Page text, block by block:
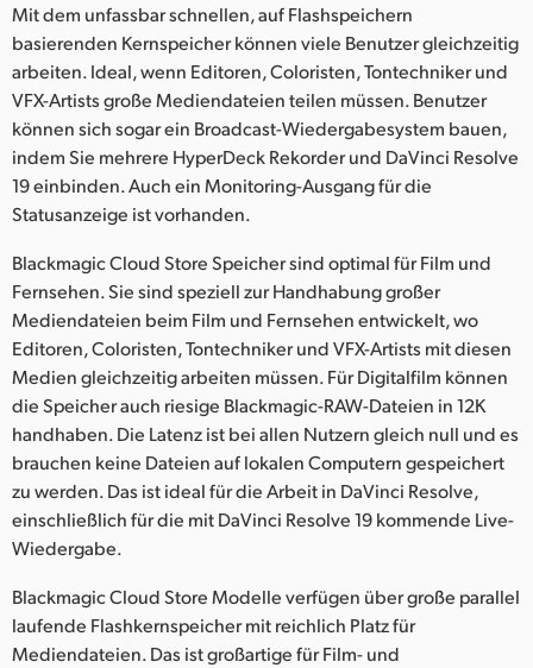
Spain
Sweden
Chinese Taipei
Turkey
Ukraine
United Kingdom
United States
Mit dem unfassbar schnellen, auf Flashspeichern
basierenden Kernspeicher können viele Benutzer gleichzeitig
arbeiten. Ideal, wenn Editoren, Coloristen, Tontechniker und
VFX-Artists große Mediendateien teilen müssen. Benutzer
können sich sogar ein Broadcast-Wiedergabesystem bauen,
indem Sie mehrere HyperDeck Rekorder und DaVinci Resolve
19 einbinden. Auch ein Monitoring-Ausgang für die
Statusanzeige ist vorhanden.
Blackmagic Cloud Store Speicher sind optimal für Film und
Fernsehen. Sie sind speziell zur Handhabung großer
Mediendateien beim Film und Fernsehen entwickelt, wo
Editoren, Coloristen, Tontechniker und VFX-Artists mit diesen
Medien gleichzeitig arbeiten müssen. Für Digitalfilm können
die Speicher auch riesige Blackmagic-RAW-Dateien in 12K
handhaben. Die Latenz ist bei allen Nutzern gleich null und es
brauchen keine Dateien auf lokalen Computern gespeichert
zu werden. Das ist ideal für die Arbeit in DaVinci Resolve,
einschließlich für die mit DaVinci Resolve 19 kommende Live-
Wiedergabe.
Blackmagic Cloud Store Modelle verfügen über große parallel
laufende Flashkernspeicher mit reichlich Platz für
Mediendateien. Das ist großartige für Film- und